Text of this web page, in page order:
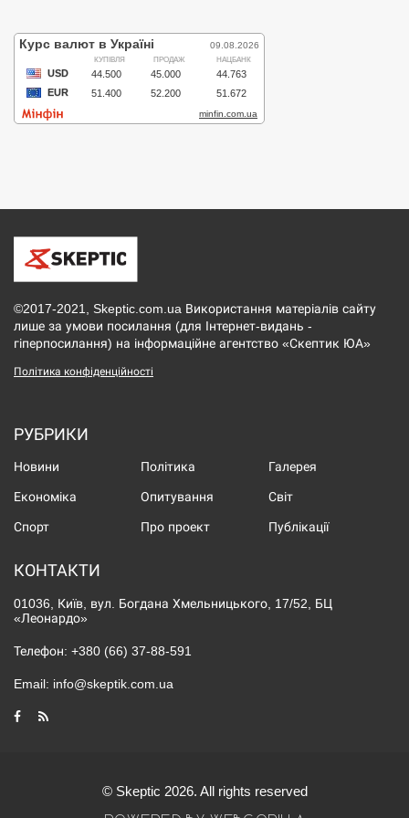
©2017-2021, Skeptic.com.ua Використання матеріалів сайту
лише за умови посилання (для Інтернет-видань -
гіперпосилання) на інформаційне агентство «Скептик ЮА»
Політика конфіденційності
РУБРИКИ
Новини Політика Галерея
Економіка Опитування Світ
Спорт Про проект Публікації
КОНТАКТИ
01036, Київ, вул. Богдана Хмельницького, 17/52, БЦ
«Леонардо»
Телефон: +380 (66) 37-88-591
Email: info@skeptik.com.ua
© Skeptic 2026. All rights reserved